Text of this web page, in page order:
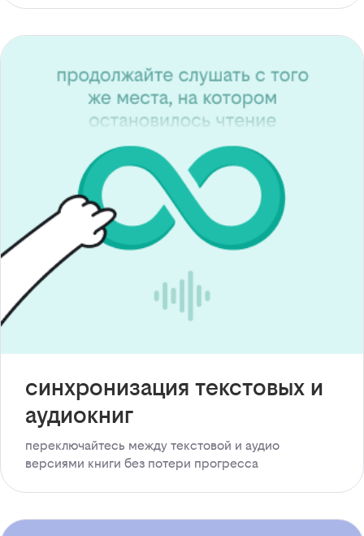
синхронизация текстовых и
аудиокниг
переключайтесь между текстовой и аудио
версиями книги без потери прогресса